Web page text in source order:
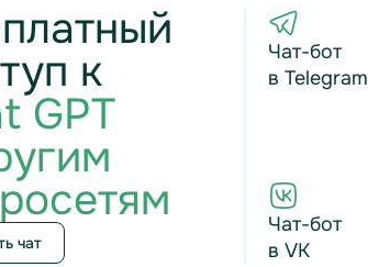
к
GPT
чат
Чат-бот
в Telegram
Чат-бот
в VK